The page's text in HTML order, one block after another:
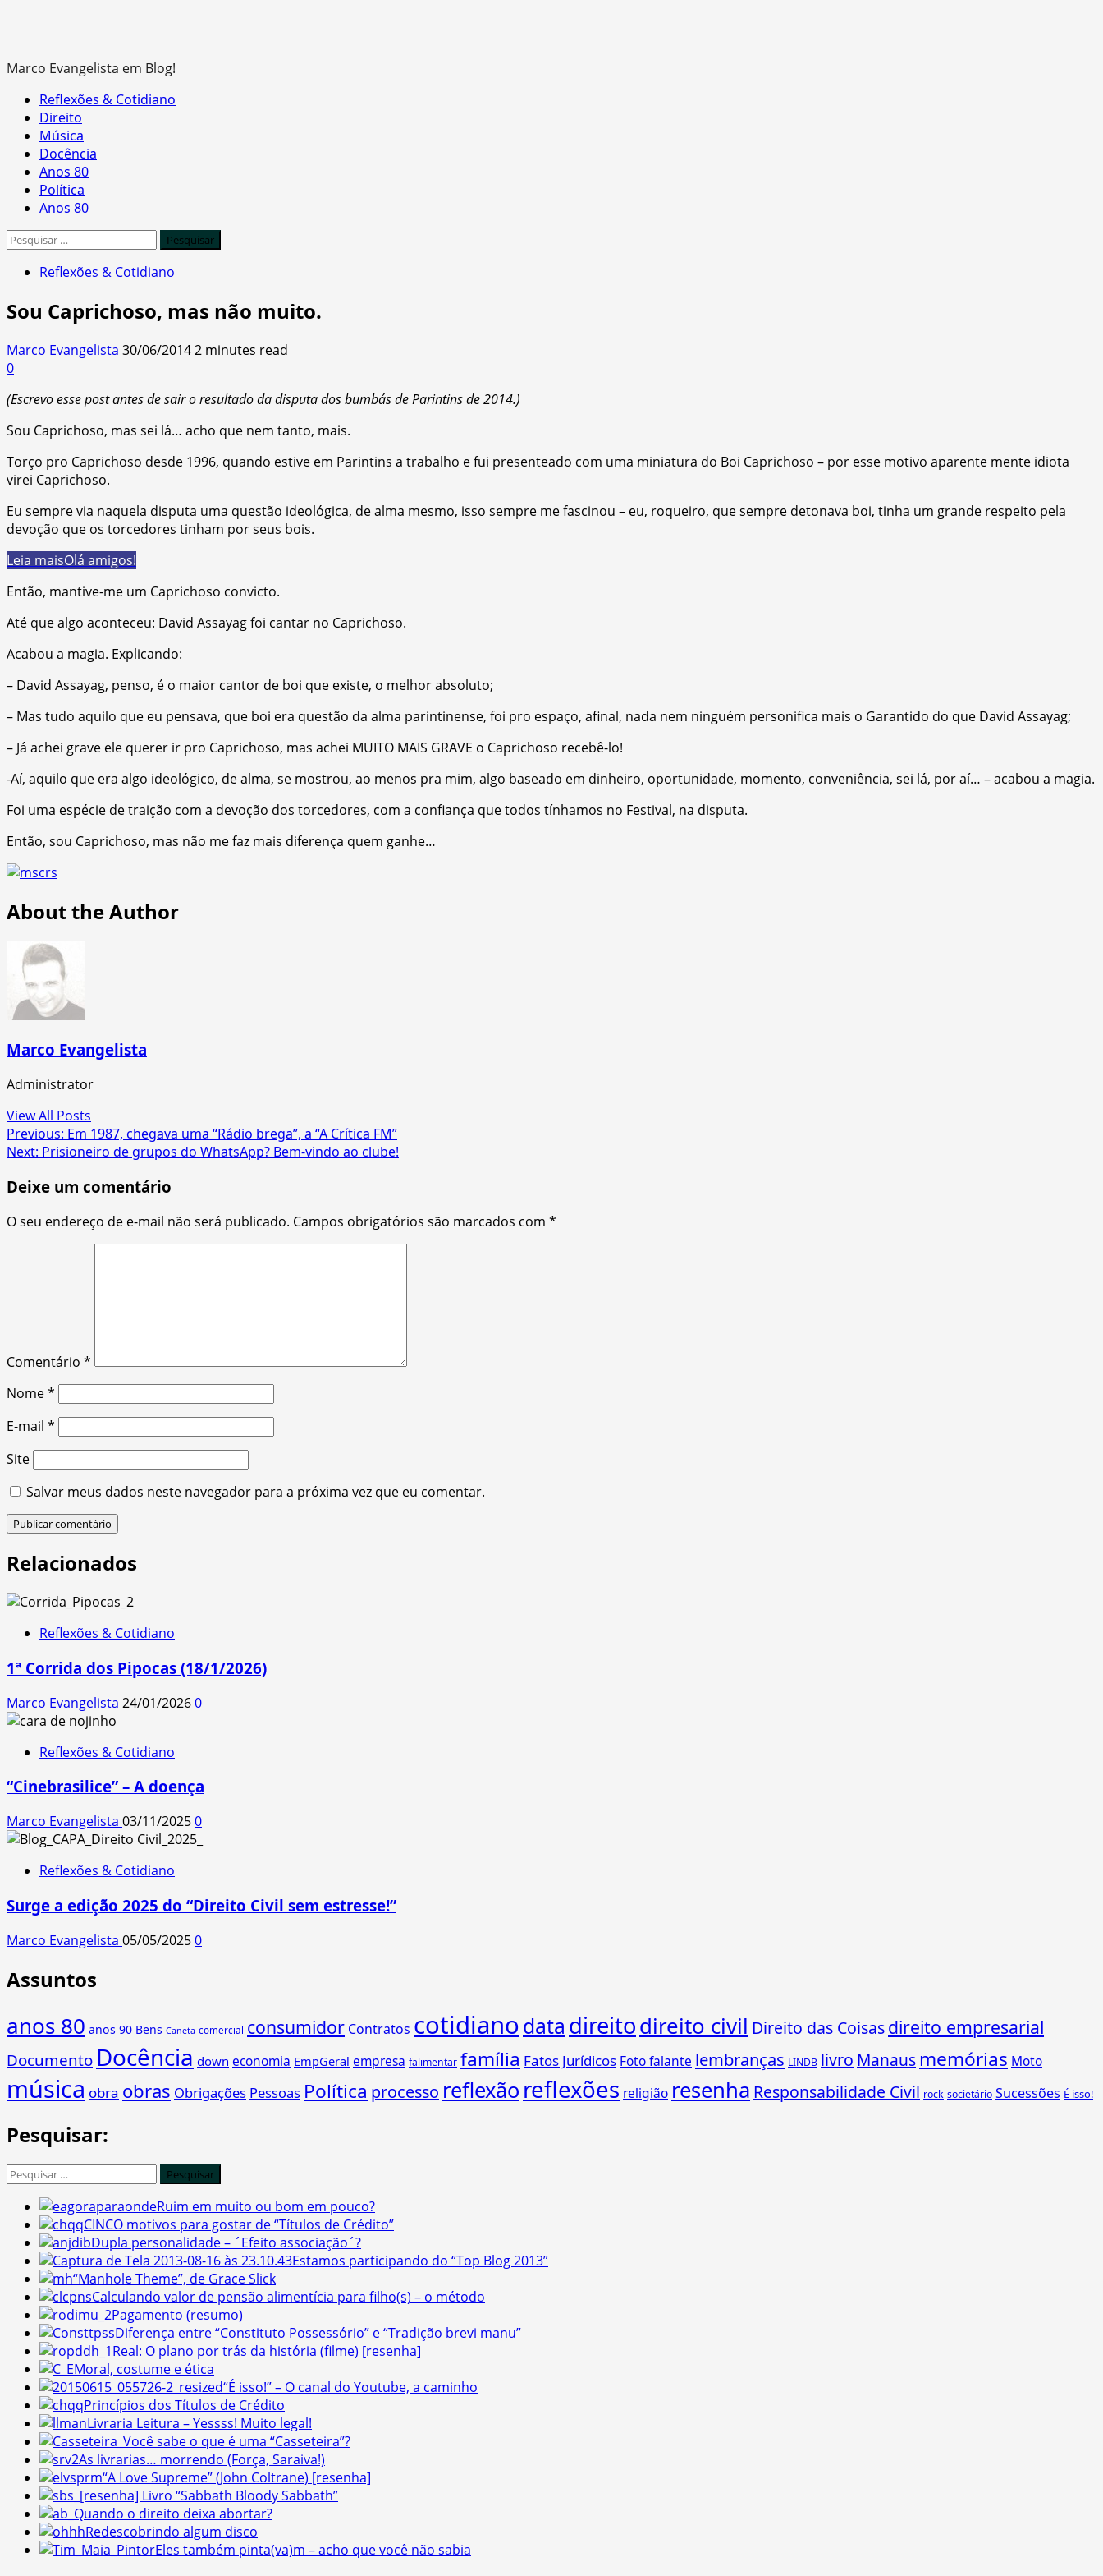
Marco Evangelista em Blog!
Primary
Menu
Reflexões & Cotidiano
Direito
Música
Docência
Anos 80
Política
Anos 80
Pesquisar
Reflexões & Cotidiano
Sou Caprichoso, mas não muito.
Marco Evangelista 30/06/20142 minutes read
0
(Escrevo esse post antes de sair o resultado da disputa dos bumbás de Parintins de 2014.)
Sou Caprichoso, mas sei lá… acho que nem tanto, mais.
Torço pro Caprichoso desde 1996, quando estive em Parintins a trabalho e fui presenteado com uma miniatura do Boi Caprichoso – por esse motivo aparente mente idiota
virei Caprichoso.
Eu sempre via naquela disputa uma questão ideológica, de alma mesmo, isso sempre me fascinou – eu, roqueiro, que sempre detonava boi, tinha um grande respeito pela
devoção que os torcedores tinham por seus bois.
Leia maisOlá amigos!
Então, mantive-me um Caprichoso convicto.
Até que algo aconteceu: David Assayag foi cantar no Caprichoso.
Acabou a magia. Explicando:
– David Assayag, penso, é o maior cantor de boi que existe, o melhor absoluto;
– Mas tudo aquilo que eu pensava, que boi era questão da alma parintinense, foi pro espaço, afinal, nada nem ninguém personifica mais o Garantido do que David Assayag;
– Já achei grave ele querer ir pro Caprichoso, mas achei MUITO MAIS GRAVE o Caprichoso recebê-lo!
-Aí, aquilo que era algo ideológico, de alma, se mostrou, ao menos pra mim, algo baseado em dinheiro, oportunidade, momento, conveniência, sei lá, por aí… – acabou a magia.
Foi uma espécie de traição com a devoção dos torcedores, com a confiança que todos tínhamos no Festival, na disputa.
Então, sou Caprichoso, mas não me faz mais diferença quem ganhe…
About the Author
Marco Evangelista
Administrator
View All Posts
Post
navigation
Previous: Em 1987, chegava uma “Rádio brega”, a “A Crítica FM”
Next: Prisioneiro de grupos do WhatsApp? Bem-vindo ao clube!
Deixe um comentário
O seu endereço de e-mail não será publicado. Campos obrigatórios são marcados com *
Comentário *
Nome*
E-mail *
Site
Salvar meus dados neste navegador para a próxima vez que eu comentar.
Relacionados
Reflexões & Cotidiano
1ª Corrida dos Pipocas (18/1/2026)
Marco Evangelista 24/01/20260
Reflexões & Cotidiano
“Cinebrasilice” – A doença
Marco Evangelista 03/11/20250
Reflexões & Cotidiano
Surge a edição 2025 do “Direito Civil sem estresse!”
Marco Evangelista 05/05/20250
Assuntos
anos 80 anos 90 Bens Caneta comercial consumidor Contratos cotidianodata direitodireito civil Direito das Coisasdireito empresarial
Documento Docência down economia EmpGeral empresa falimentar família Fatos Jurídicos Foto falante lembranças LINDB livro Manaus memórias Moto
música obra obras Obrigações Pessoas Política processo reflexão reflexões religião resenha Responsabilidade Civil rock societário Sucessões É isso!
Pesquisar:
Pesquisar
Ruim em muito ou bom em pouco?
CINCO motivos para gostar de “Títulos de Crédito”
Dupla personalidade – ´Efeito associação´?
Estamos participando do “Top Blog 2013”
“Manhole Theme”, de Grace Slick
Calculando valor de pensão alimentícia para filho(s) – o método
Pagamento (resumo)
Diferença entre “Constituto Possessório” e “Tradição brevi manu”
Real: O plano por trás da história (filme) [resenha]
Moral, costume e ética
“É isso!” – O canal do Youtube, a caminho
Princípios dos Títulos de Crédito
Livraria Leitura – Yessss! Muito legal!
Você sabe o que é uma “Casseteira”?
As livrarias… morrendo (Força, Saraiva!)
“A Love Supreme” (John Coltrane) [resenha]
[resenha] Livro “Sabbath Bloody Sabbath”
Quando o direito deixa abortar?
Redescobrindo algum disco
Eles também pinta(va)m – acho que você não sabia